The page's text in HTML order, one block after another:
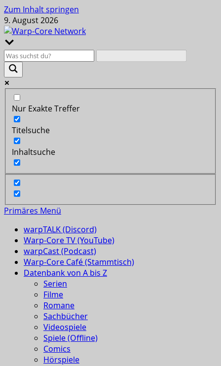
Zum Inhalt springen
9. August 2026
Nur Exakte Treffer
Titelsuche
Inhaltsuche
Primäres Menü
warpTALK (Discord)
Warp-Core TV (YouTube)
warpCast (Podcast)
Warp-Core Café (Stammtisch)
Datenbank von A bis Z
Serien
Filme
Romane
Sachbücher
Videospiele
Spiele (Offline)
Comics
Hörspiele